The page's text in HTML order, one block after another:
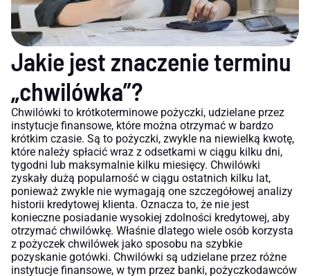
Jakie jest znaczenie terminu
„chwilówka”?
Chwilówki to krótkoterminowe pożyczki, udzielane przez
instytucje finansowe, które można otrzymać w bardzo
krótkim czasie. Są to pożyczki, zwykle na niewielką kwotę,
które należy spłacić wraz z odsetkami w ciągu kilku dni,
tygodni lub maksymalnie kilku miesięcy. Chwilówki
zyskały dużą popularność w ciągu ostatnich kilku lat,
ponieważ zwykle nie wymagają one szczegółowej analizy
historii kredytowej klienta. Oznacza to, że nie jest
konieczne posiadanie wysokiej zdolności kredytowej, aby
otrzymać chwilówkę. Właśnie dlatego wiele osób korzysta
z pożyczek chwilówek jako sposobu na szybkie
pozyskanie gotówki. Chwilówki są udzielane przez różne
instytucje finansowe, w tym przez banki, pożyczkodawców